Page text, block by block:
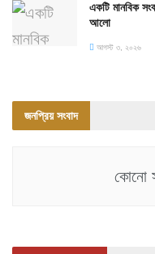
একটি মানবিক
আলো
আগস্ট ৩, ২০২৬
জনপ্রিয় সংবাদ
কোনো